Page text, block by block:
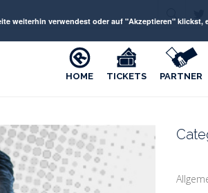
HOME TICKETS PARTNER
weiterhin verwendest oder auf "Akzeptieren"